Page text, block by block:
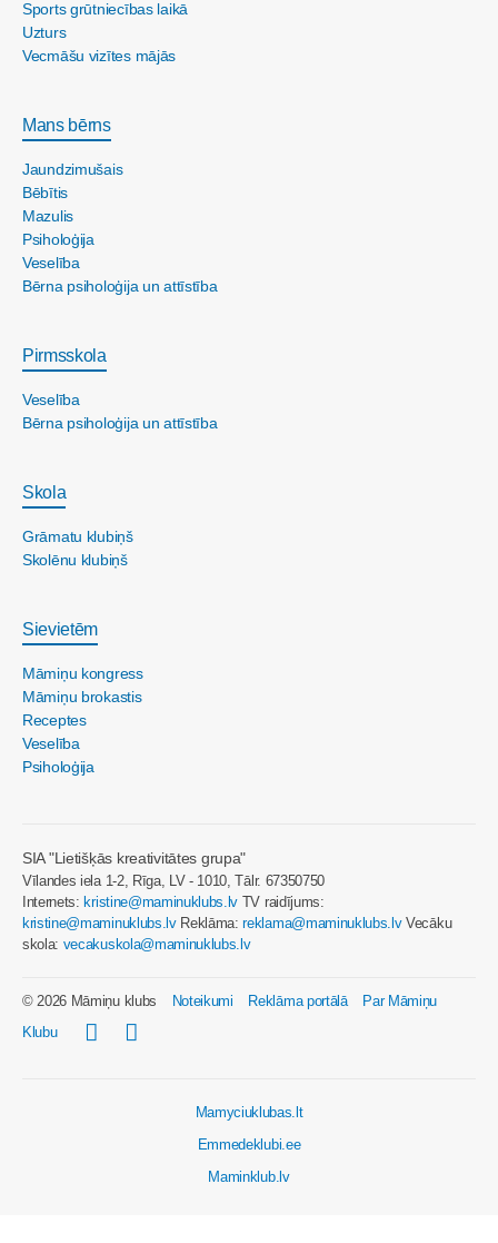
Sports grūtniecības laikā
Uzturs
Vecmāšu vizītes mājās
Mans bērns
Jaundzimušais
Bēbītis
Mazulis
Psiholoģija
Veselība
Bērna psiholoģija un attīstība
Pirmsskola
Veselība
Bērna psiholoģija un attīstība
Skola
Grāmatu klubiņš
Skolēnu klubiņš
Sievietēm
Māmiņu kongress
Māmiņu brokastis
Receptes
Veselība
Psiholoģija
SIA "Lietišķās kreativitātes grupa"
Vīlandes iela 1-2, Rīga, LV - 1010, Tālr. 67350750
Internets: kristine@maminuklubs.lv TV raidījums:
kristine@maminuklubs.lvReklāma:reklama@maminuklubs.lvVecāku
skola: vecakuskola@maminuklubs.lv
© 2026 Māmiņu klubs Noteikumi Reklāma portālā
Par Māmiņu
Klubu
Mamyciuklubas.lt
Emmedeklubi.ee
Maminklub.lv